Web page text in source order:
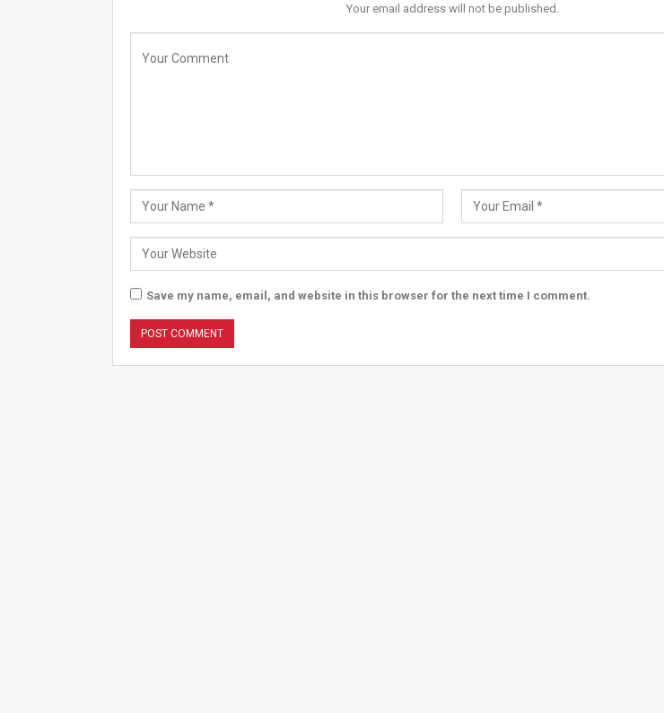
Your email address will not be published.
Save my name, email, and website in this browser for the next time I comment.